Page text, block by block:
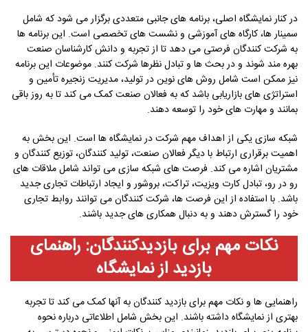
در کنار نمایشگاه اصلی، برنامه های جانبی متعددی برگزار می شود که شامل
سمینار ها، کارگاه های آموزشی و نشست های تخصصی است. این برنامه ها
به شرکت کنندگان فرصتی می دهد تا از تجربه و دانش کارشناسان صنعت
بهره مند شوند و در بحث ها و تبادل نظرها شرکت کنند. موضوعات این برنامه‌
نیز ممکن است شامل روش های نوین در تولید، مدیریت زنجیره تأمین و
استراتژی های بازاریابی باشد که به فعالان صنعت کمک می کند تا به روز باقی
بمانند و مهارت های خود را توسعه دهند.
شبکه سازی یکی از اهداف مهم شرکت در نمایشگاه ها است. این بخش به
اهمیت برقراری ارتباط با دیگر فعالان صنعت، تولید کنندگان، توزیع‌ کنندگان و
مشتریان اشاره می کند. فرصت های شبکه سازی می تواند شامل ملاقات های
رو در رو، تبادل کارت ویزیت، تراکت، بروشور و ایجاد ارتباطات تجاری جدید
باشد. با استفاده از این فرصت ها، شرکت کنندگان می توانند روابط تجاری
خود را گسترش دهند و به دنبال همکاری های جدید باشند.
نکات مهم برای بازدیدکنندگان: راهنمای
بازدید از نمایشگاه
راهنمایی ها و نکات مهم برای بازدید کنندگان به آنها کمک می کند تا تجربه
بهتری از نمایشگاه داشته باشند. این بخش شامل اطلاعاتی درباره نحوه